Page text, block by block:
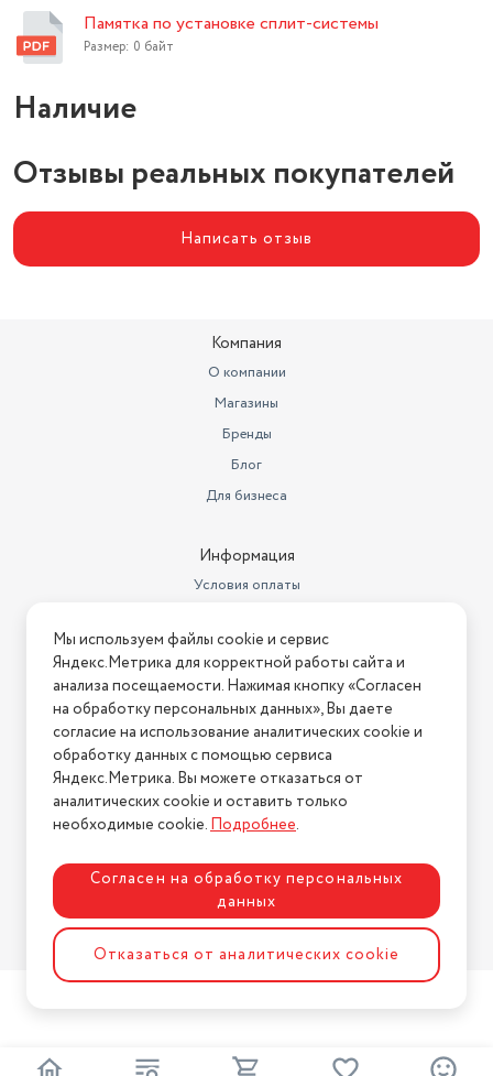
Максимальный уровень шума
Цвет товара
Работает с Алисой
Обслуживаемая площадь до
27 кв. м
Обогрев
есть
Свечение
Памятка по установке сплит-системы
Размер: 0 байт
Наличие
Отзывы реальных покупателей
Написать отзыв
Компания
О компании
Магазины
Бренды
Блог
Для бизнеса
Информация
Условия оплаты
Условия возврата
Нашли ошибку на сайте? Напишите нам
2026 © Интернет-магазин "АстМаркет". У нас есть всё!
Политика конфиденциальности
Разработка сайтаASTDESIGN
Мы используем файлы cookie и сервис
Яндекс.Метрика для корректной работы сайта и
анализа посещаемости. Нажимая кнопку «Согласен
на обработку персональных данных», Вы даете
согласие на использование аналитических cookie и
обработку данных с помощью сервиса
Яндекс.Метрика. Вы можете отказаться от
аналитических cookie и оставить только
необходимые cookie.Подробнее.
Согласен на обработку персональных
данных
Отказаться от аналитических cookie